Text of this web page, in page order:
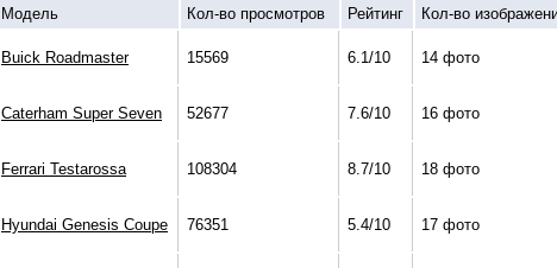
Модель Кол-во просмотров Рейтинг Кол-во
Buick Roadmaster 15569 6.1/10 14 фото
Caterham Super Seven 52677 7.6/10 16 фото
Ferrari Testarossa 108304 8.7/10 18 фото
Hyundai Genesis Coupe 76351 5.4/10 17 фото